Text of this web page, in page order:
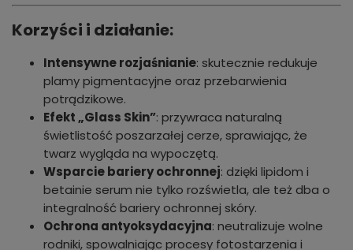
Korzyści i działanie:
Intensywne rozjaśnianie: skutecznie redukuje
plamy pigmentacyjne oraz przebarwienia
potrądzikowe.
Efekt „Glass Skin”: przywraca naturalną
świetlistość poszarzałej cerze, sprawiając, że
twarz wygląda na wypoczętą.
Wsparcie bariery ochronnej: dzięki lipidom i
betainie serum nie tylko rozświetla, ale też dba o
integralność bariery ochronnej skóry.
Ochrona antyoksydacyjna: neutralizuje wolne
rodniki, spowalniając procesy fotostarzenia i